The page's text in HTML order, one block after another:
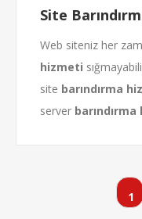
Site
Web siteniz her
hizmeti
site barındırma
server
Bu durumlarda
isterler ancak
1